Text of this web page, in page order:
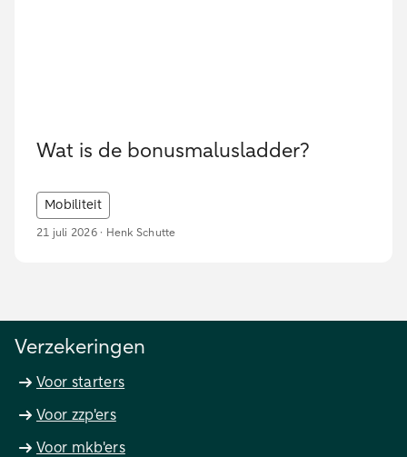
Wat is de bonusmalusladder?
Mobiliteit
21 juli 2026 · Henk Schutte
Verzekeringen
Voor starters
Voor zzp'ers
Voor mkb'ers